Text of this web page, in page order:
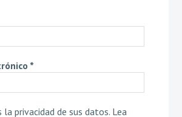
*
privacidad de sus datos. Lea